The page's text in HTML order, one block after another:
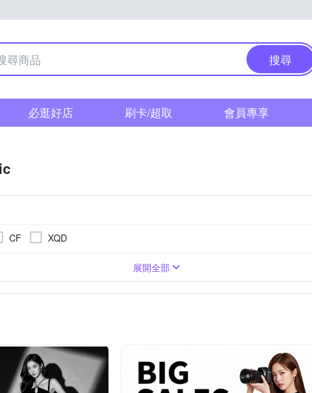
搜尋
必逛好店 刷卡/超取 會員專享
CF
XQD
BSI CMOS(高感光背照式)
3001萬~5000萬像素
展開全部